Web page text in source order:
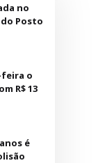
no
Posto
o
R$ 13
é